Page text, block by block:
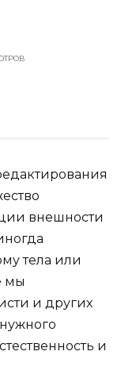
внешности
тела или
мы
и других
и